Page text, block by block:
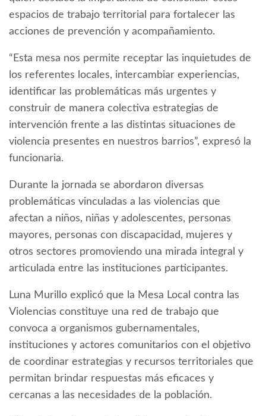
espacios de trabajo territorial para fortalecer las
acciones de prevención y acompañamiento.
“Esta mesa nos permite receptar las inquietudes de
los referentes locales, intercambiar experiencias,
identificar las problemáticas más urgentes y
construir de manera colectiva estrategias de
intervención frente a las distintas situaciones de
violencia presentes en nuestros barrios”, expresó la
funcionaria.
Durante la jornada se abordaron diversas
problemáticas vinculadas a las violencias que
afectan a niños, niñas y adolescentes, personas
mayores, personas con discapacidad, mujeres y
otros sectores promoviendo una mirada integral y
articulada entre las instituciones participantes.
Luna Murillo explicó que la Mesa Local contra las
Violencias constituye una red de trabajo que
convoca a organismos gubernamentales,
instituciones y actores comunitarios con el objetivo
de coordinar estrategias y recursos territoriales que
permitan brindar respuestas más eficaces y
cercanas a las necesidades de la población.